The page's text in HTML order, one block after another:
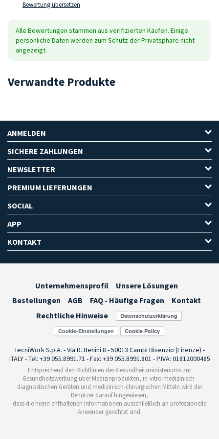
Bewertung übersetzen
Alle Bewertungen stammen aus verifizierten Käufen. Einige
persönliche Daten werden zum Schutz der Privatsphäre nicht
angezeigt.
Verwandte Produkte
ANMELDEN
SICHERE ZAHLUNGEN
NEWSLETTER
PREMIUM LIEFERUNGEN
SOCIAL
APP
KONTAKT
Unternehmensprofil
Unsere Lösungen
Bestellungen
AGB FAQ - Häufige Fragen
Kontakt
Rechtliche Hinweise
Cookie-Einstellungen
TecniWork S.p.A. - Via R. Benini 8 - 50013 Campi Bisenzio (Firenze) -
ITALY - Tel: +39 055.8991.71 - Fax: +39 055.8991.801 - P.IVA: 01812000485
Entsprechend den Richtlinien des Gesundheitsministeriums zur
Gesundheitswerbung über Medizinprodukten, in-vitro medizinisch-
diagnostischen Geräten und medizinisch-chirurgischen Mitteln wird der
Benutzer darauf hingewiesen,
dass die hierin enthaltenen Informationen ausschließlich an professionelle
Anwender gerichtet sind.